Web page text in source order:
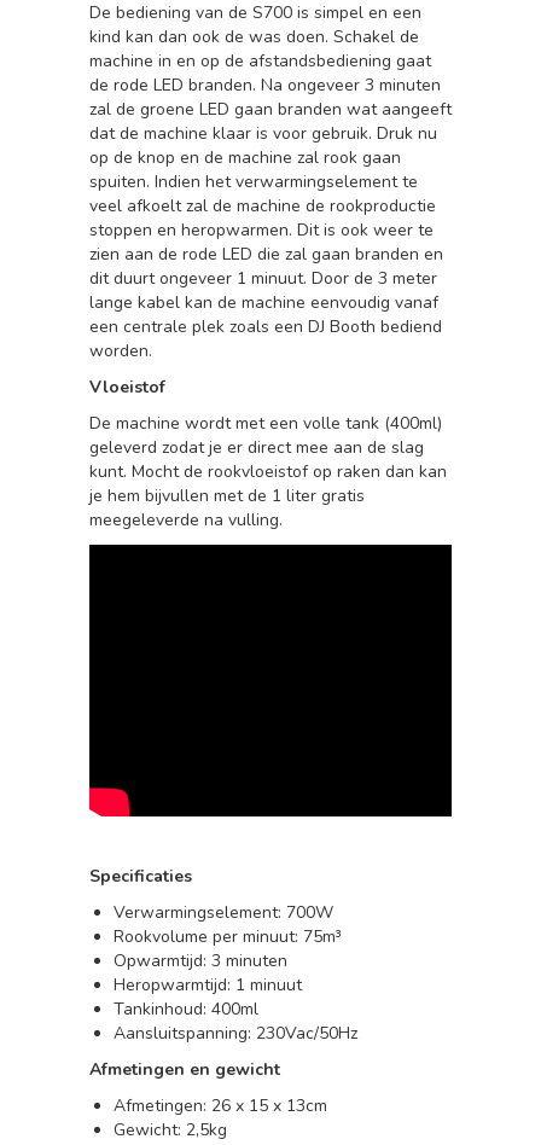
De bediening van de S700 is simpel en een
kind kan dan ook de was doen. Schakel de
machine in en op de afstandsbediening gaat
de rode LED branden. Na ongeveer 3 minuten
zal de groene LED gaan branden wat aangeeft
dat de machine klaar is voor gebruik. Druk nu
op de knop en de machine zal rook gaan
spuiten. Indien het verwarmingselement te
veel afkoelt zal de machine de rookproductie
stoppen en heropwarmen. Dit is ook weer te
zien aan de rode LED die zal gaan branden en
dit duurt ongeveer 1 minuut. Door de 3 meter
lange kabel kan de machine eenvoudig vanaf
een centrale plek zoals een DJ Booth bediend
worden.
Vloeistof
De machine wordt met een volle tank (400ml)
geleverd zodat je er direct mee aan de slag
kunt. Mocht de rookvloeistof op raken dan kan
je hem bijvullen met de 1 liter gratis
meegeleverde na vulling.
Specificaties
Verwarmingselement: 700W
Rookvolume per minuut: 75m³
Opwarmtijd: 3 minuten
Heropwarmtijd: 1 minuut
Tankinhoud: 400ml
Aansluitspanning: 230Vac/50Hz
Afmetingen en gewicht
Afmetingen: 26 x 15 x 13cm
Gewicht: 2,5kg